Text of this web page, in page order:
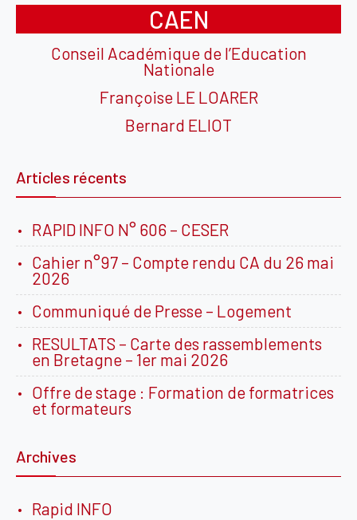
CAEN
Conseil Académique de l’Education
Nationale
Françoise LE LOARER
Bernard ELIOT
Articles récents
RAPID INFO N° 606 – CESER
Cahier n°97 – Compte rendu CA du 26 mai
2026
Communiqué de Presse – Logement
RESULTATS – Carte des rassemblements
en Bretagne – 1er mai 2026
Offre de stage : Formation de formatrices
et formateurs
Archives
Rapid INFO